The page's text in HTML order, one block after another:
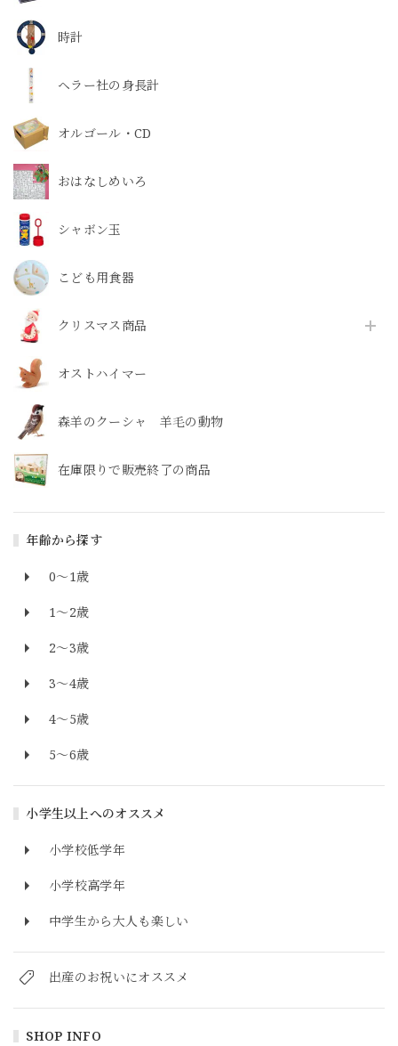
時計
ヘラー社の身長計
オルゴール・CD
おはなしめいろ
シャボン玉
こども用食器
クリスマス商品
オストハイマー
森羊のクーシャ 羊毛の動物
在庫限りで販売終了の商品
年齢から探す
0～1歳
1～2歳
2～3歳
3～4歳
4～5歳
5～6歳
小学生以上へのオススメ
小学校低学年
小学校高学年
中学生から大人も楽しい
出産のお祝いにオススメ
SHOP INFO